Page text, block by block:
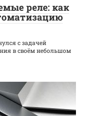
реле: как
с задачей
в своём небольшом